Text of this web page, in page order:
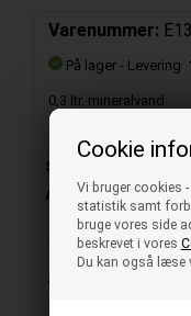
Cookie
Vi bruger cookies
statistik samt
bruge vores side
beskrevet i vores
Du kan også læse
Varenummer:
På lager- Levering
0,3 ltr. mineralvand
Salgsenhed
Afgift
Beskrivelse